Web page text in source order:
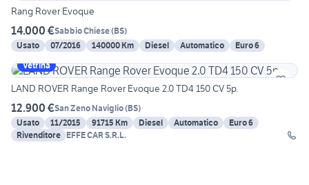
Rang Rover Evoque
14.000 €Sabbio Chiese(BS)
Usato
07/2016 140000 Km Diesel Automatico
Euro 6
Vetrina
LAND ROVER Range Rover Evoque 2.0 TD4 150 CV 5p.
12.900 €San Zeno Naviglio(BS)
Usato
11/2015 91715 Km Diesel Automatico
Euro 6
Rivenditore EFFE CAR S.R.L.